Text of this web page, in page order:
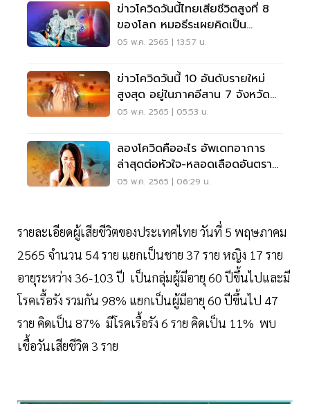
ข่าวโควิดวันนี้ไทยเสียชีวิตสูงที่ 8
ของโลก หมอธีระเผยคิดเป็น
27.6% เอเชีย
05 พ.ค. 2565 | 13:57 น.
ข่าวโควิดวันนี้ 10 อันดับรายใหม่
สูงสุด อยู่ในภาคอีสาน 7 จังหวัด
กทม. 2,990 ราย
05 พ.ค. 2565 | 05:53 น.
ลองโควิดคืออะไร อัพเดทอาการ
ล่าสุดต่อหัวใจ-หลอดเลือดอันตราย
แค่ไหน อ่านเลย
05 พ.ค. 2565 | 06:29 น.
รายละเอียดผู้เสียชีวิตของประเทศไทย วันที่ 5 พฤษภาคม
2565 จำนวน 54 ราย แยกเป็นชาย 37 ราย หญิง 17 ราย
อายุระหว่าง 36-103 ปี เป็นกลุ่มผู้มีอายุ 60 ปีขึ้นไปและมี
โรคเรื้อรัง รวมกัน 98% แยกเป็นผู้มีอายุ 60 ปีขึ้นไป 47
ราย คิดเป็น 87% มีโรคเรื้อรัง 6 ราย คิดเป็น 11% พบ
เชื้อวันเสียชีวิต 3 ราย